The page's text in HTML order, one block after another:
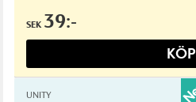
SEK 39:-
KÖP
UNITY